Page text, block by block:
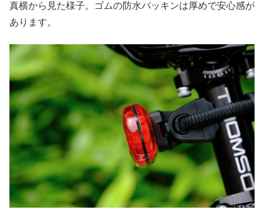
真横から見た様子。ゴムの防水パッキンは厚めで安心感が
あります。